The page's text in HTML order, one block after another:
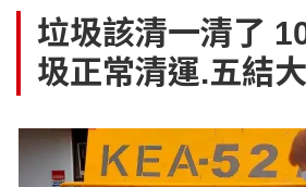
府會議題
街坊大小事
交通警消
地方大小事
立法院
黨政新聞
選舉新聞
總統大選
縣市長選舉
溫馨關懷
公益行善
民俗薪傳
時尚你我他
網;詳洽各記者或聯繫：0910-259565
垃圾該清一清了
圾正常清運.五結